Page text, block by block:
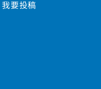
我要投稿